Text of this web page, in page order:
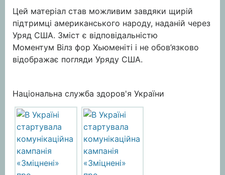
Цей матеріал став можливим завдяки щирій
підтримці американського народу, наданій через
Уряд США. Зміст є відповідальністю
Моментум Вілз фор Хьюменіті i не обов’язково
відображає погляди Уряду США.
Національна служба здоров'я України